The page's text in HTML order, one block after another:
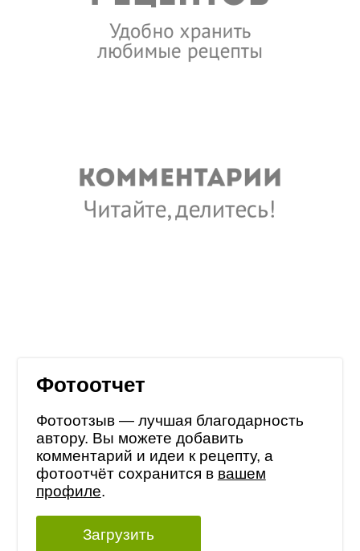
Фотоотчет
Фотоотзыв — лучшая благодарность
автору. Вы можете добавить
комментарий и идеи к рецепту, а
фотоотчёт сохранится в вашем
профиле.
Загрузить